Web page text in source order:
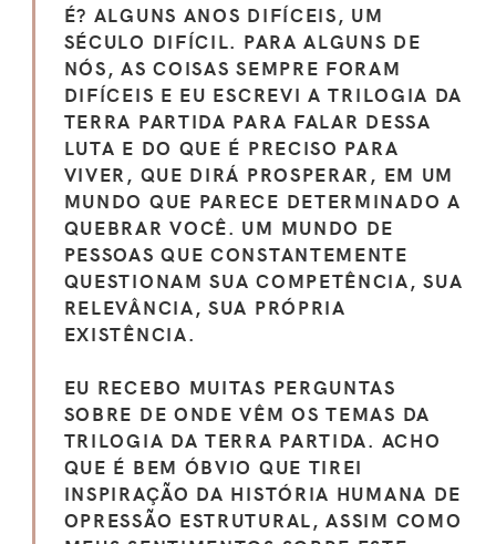
É? ALGUNS ANOS DIFÍCEIS, UM
SÉCULO DIFÍCIL. PARA ALGUNS DE
NÓS, AS COISAS SEMPRE FORAM
DIFÍCEIS E EU ESCREVI A TRILOGIA DA
TERRA PARTIDA PARA FALAR DESSA
LUTA E DO QUE É PRECISO PARA
VIVER, QUE DIRÁ PROSPERAR, EM UM
MUNDO QUE PARECE DETERMINADO A
QUEBRAR VOCÊ. UM MUNDO DE
PESSOAS QUE CONSTANTEMENTE
QUESTIONAM SUA COMPETÊNCIA, SUA
RELEVÂNCIA, SUA PRÓPRIA
EXISTÊNCIA.
EU RECEBO MUITAS PERGUNTAS
SOBRE DE ONDE VÊM OS TEMAS DA
TRILOGIA DA TERRA PARTIDA. ACHO
QUE É BEM ÓBVIO QUE TIREI
INSPIRAÇÃO DA HISTÓRIA HUMANA DE
OPRESSÃO ESTRUTURAL, ASSIM COMO